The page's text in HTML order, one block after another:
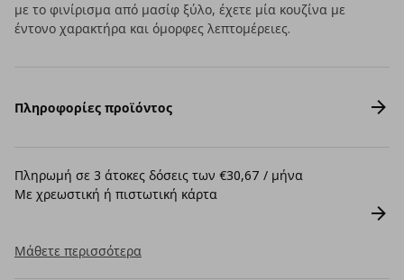
με το φινίρισμα από μασίφ ξύλο, έχετε μία κουζίνα με
έντονο χαρακτήρα και όμορφες λεπτομέρειες.
Πληροφορίες προϊόντος
Πληρωμή σε 3 άτοκες δόσεις των €30,67 / μήνα
Με χρεωστική ή πιστωτική κάρτα
Μάθετε περισσότερα